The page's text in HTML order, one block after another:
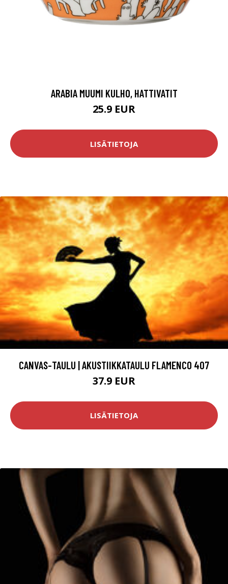
ARABIA MUUMI KULHO, HATTIVATIT
25.9 EUR
LISÄTIETOJA
CANVAS-TAULU | AKUSTIIKKATAULU FLAMENCO 407
37.9 EUR
LISÄTIETOJA